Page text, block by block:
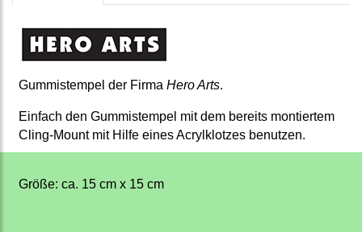
Gummistempel der Firma Hero Arts.
Einfach den Gummistempel mit dem bereits montiertem
Cling-Mount mit Hilfe eines Acrylklotzes benutzen.
Größe: ca. 15 cm x 15 cm